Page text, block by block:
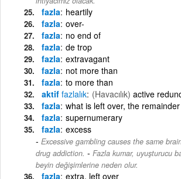
fazla heartily
fazla over-
fazla no end of
fazla de trop
fazla extravagant
fazla not more than
fazla to more than
aktif fazlalık (Havacılık) active
fazla what is left over, the remainder
fazla supernumerary
fazla excess
Excessive gambling causes the same
drug addiction. - Fazla kumar, uyuşturucu
beyin değişimlerine neden olur.
fazla extra, left over